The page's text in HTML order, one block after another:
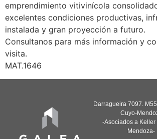
emprendimiento vitivinícola
excelentes condiciones productivas,
instalada y gran proyección a futuro.
Consultanos para más información y
visita.
MAT.1646
Darragueira 7097.
Cuyo-
-Asociados a Keller
Mendoza-